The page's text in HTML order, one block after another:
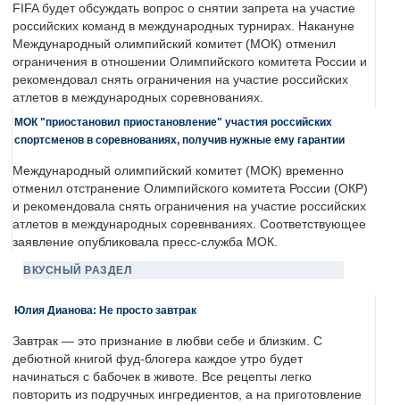
FIFA будет обсуждать вопрос о снятии запрета на участие
российских команд в международных турнирах. Накануне
Международный олимпийский комитет (МОК) отменил
ограничения в отношении Олимпийского комитета России и
рекомендовал снять ограничения на участие российских
атлетов в международных соревнованиях.
МОК "приостановил приостановление" участия российских
спортсменов в соревнованиях, получив нужные ему гарантии
Международный олимпийский комитет (МОК) временно
отменил отстранение Олимпийского комитета России (ОКР)
и рекомендовала снять ограничения на участие российских
атлетов в международных соревнваниях. Соответствующее
заявление опубликовала пресс-служба МОК.
ВКУСНЫЙ РАЗДЕЛ
Юлия Дианова: Не просто завтрак
Завтрак — это признание в любви себе и близким. С
дебютной книгой фуд-блогера каждое утро будет
начинаться с бабочек в животе. Все рецепты легко
повторить из подручных ингредиентов, а на приготовление